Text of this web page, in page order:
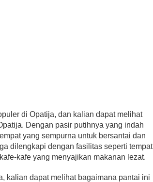
di Opatija, dan kalian dapat melihat
Dengan pasir putihnya yang indah
yang sempurna untuk bersantai dan
dilengkapi dengan fasilitas seperti tempat
kafe yang menyajikan makanan lezat.
kalian dapat melihat bagaimana pantai ini